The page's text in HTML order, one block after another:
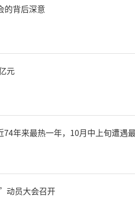
种改为自费接
清楚。根据通知
新冠疫苗。”
工作人员这样
社区卫生服务
7月15日起，
。“平常来预约
背后深意
元
年来最热一年，10月中上旬遭遇
动员大会召开